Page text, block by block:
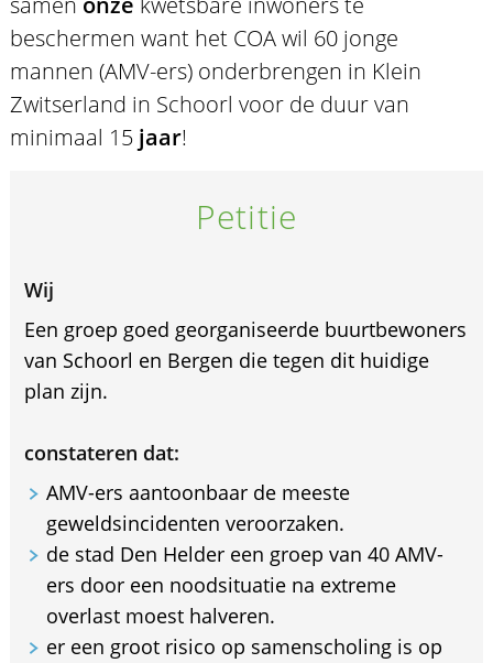
beschermen want het COA wil 60 jonge
mannen (AMV-ers) onderbrengen in Klein
Zwitserland in Schoorl voor de duur van
minimaal 15 jaar!
Petitie
Wij
Een groep goed georganiseerde buurtbewoners
van Schoorl en Bergen die tegen dit huidige
plan zijn.
constateren dat:
AMV-ers aantoonbaar de meeste
geweldsincidenten veroorzaken.
⁠de stad Den Helder een groep van 40 AMV-
ers door een noodsituatie na extreme
overlast moest halveren.
er een groot risico op samenscholing is op